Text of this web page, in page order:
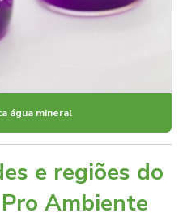
água mineral
e regiões do
Ambiente